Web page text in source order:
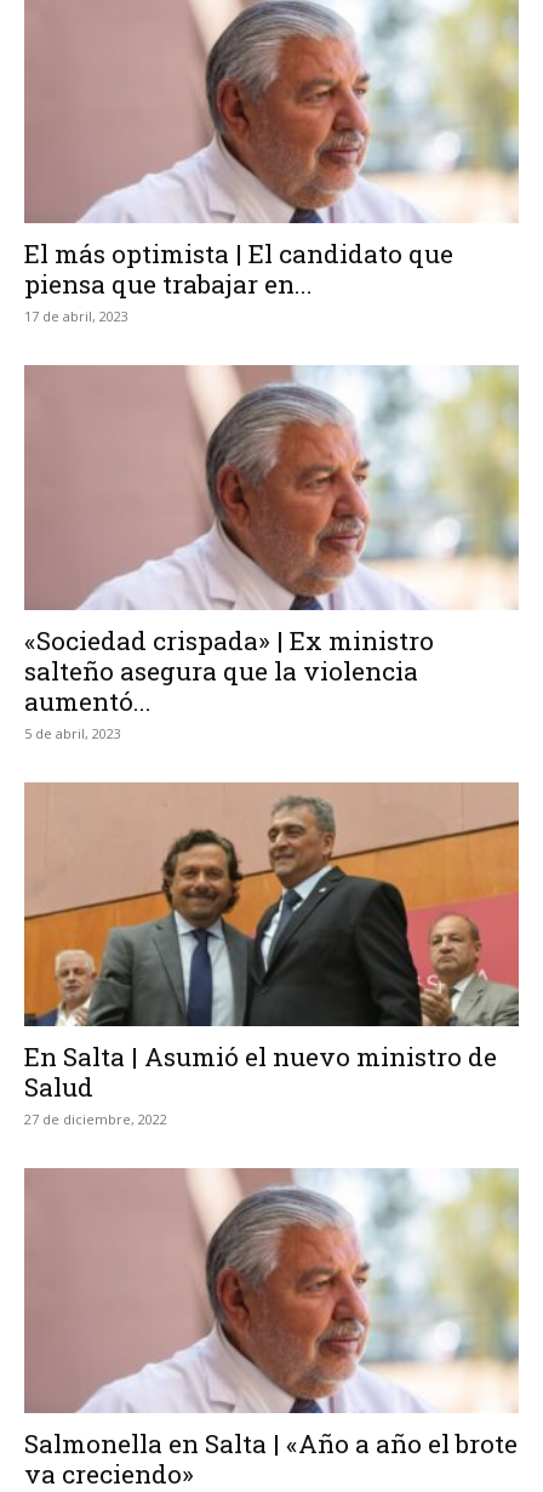
El más optimista | El candidato que
piensa que trabajar en...
17 de abril, 2023
«Sociedad crispada» | Ex ministro
salteño asegura que la violencia
aumentó...
5 de abril, 2023
En Salta | Asumió el nuevo ministro de
Salud
27 de diciembre, 2022
Salmonella en Salta | «Año a año el brote
va creciendo»